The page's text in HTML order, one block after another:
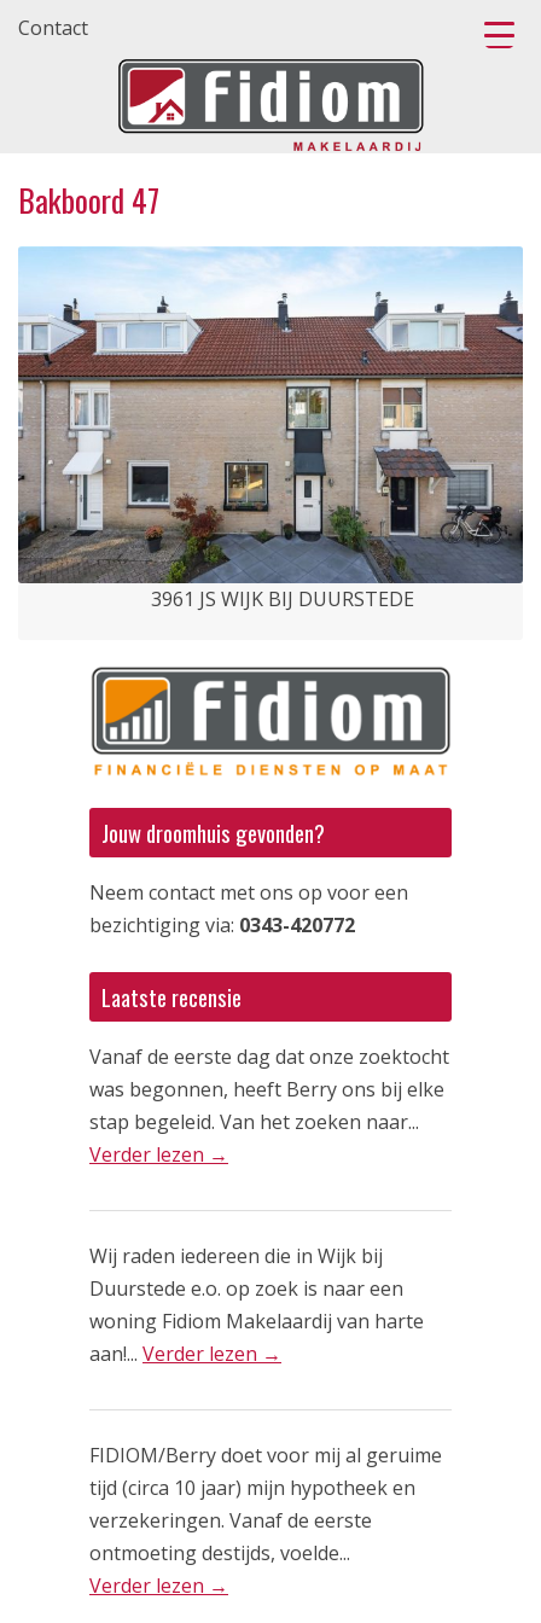
Contact
Bakboord 47
3961 JS WIJK BIJ DUURSTEDE
Jouw droomhuis gevonden?
Neem contact met ons op voor een
bezichtiging via: 0343-420772
Laatste recensie
Vanaf de eerste dag dat onze zoektocht
was begonnen, heeft Berry ons bij elke
stap begeleid. Van het zoeken naar...
Verder lezen →
Wij raden iedereen die in Wijk bij
Duurstede e.o. op zoek is naar een
woning Fidiom Makelaardij van harte
aan!... Verder lezen →
FIDIOM/Berry doet voor mij al geruime
tijd (circa 10 jaar) mijn hypotheek en
verzekeringen. Vanaf de eerste
ontmoeting destijds, voelde...
Verder lezen →